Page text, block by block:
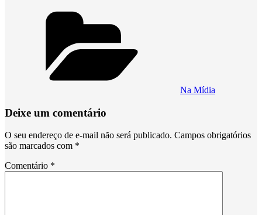
Na Mídia
Deixe um comentário
O seu endereço de e-mail não será publicado. Campos obrigatórios
são marcados com *
Comentário *